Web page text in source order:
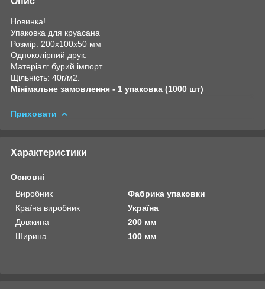
Новинка!
Упаковка для круасана
Розмір: 200х100х50 мм
Одноколірний друк.
Матеріал: бурий імпорт.
Щільність: 40г/м2.
Мінімальне замовлення - 1 упаковка (1000 шт)
Приховати
Характеристики
Основні
Виробник
Фабрика упаковки
Країна виробник
Україна
Довжина
200 мм
Ширина
100 мм